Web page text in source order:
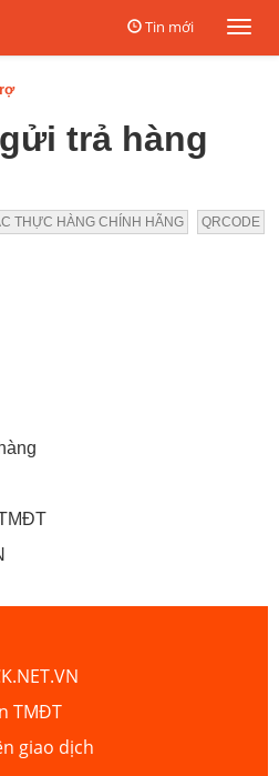
Tin mới
trả hàng
THỰC HÀNG CHÍNH HÃNG QRCODE
TMĐT
giao dịch